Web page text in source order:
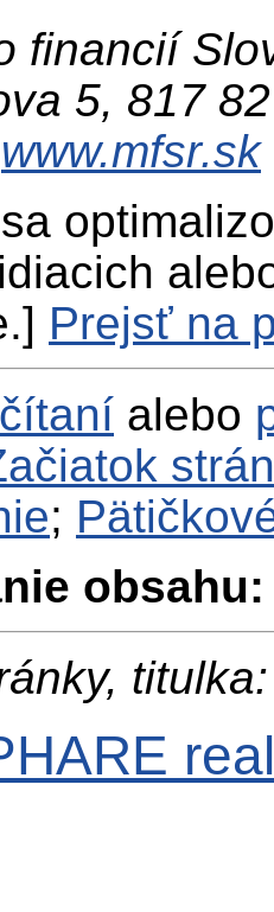
financií
5, 817
www.mfsr.sk
Prejsť na
alebo
;
obsahu:
titulka: